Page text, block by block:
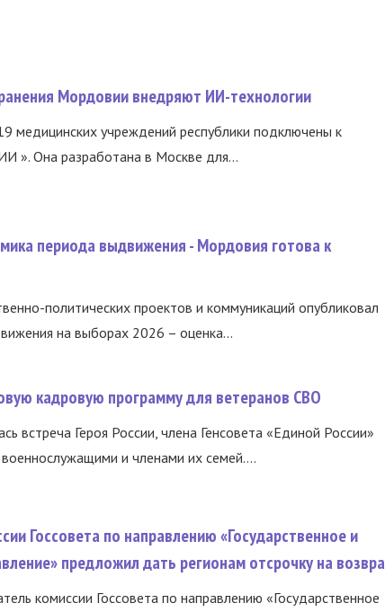
Мордовии внедряют ИИ-технологии
медицинских учреждений республики подключены к
». Она разработана в Москве для...
периода выдвижения - Мордовия готова к
политических проектов и коммуникаций опубликовал
на выборах 2026 – оценка...
кадровую программу для ветеранов СВО
встреча Героя России, члена Генсовета «Единой России»
и членами их семей....
Госсовета по направлению «Государственное и
предложил дать регионам отсрочку на возвра
комиссии Госсовета по направлению «Государственное